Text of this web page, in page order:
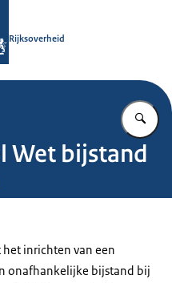
Rijksoverheid
Wet bijstand
inrichten van een
onafhankelijke bijstand bij